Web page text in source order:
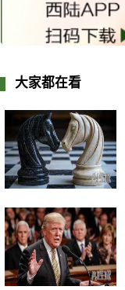
大家都在看